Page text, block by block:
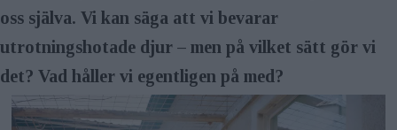
oss själva. Vi kan säga att vi bevarar
utrotningshotade djur – men på vilket sätt gör vi
det? Vad håller vi egentligen på med?